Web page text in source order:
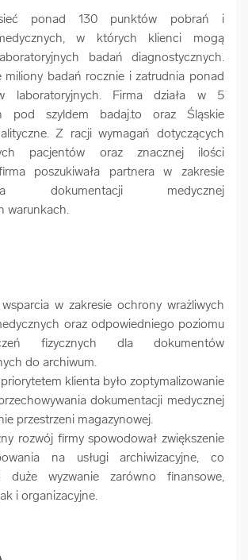
arrow_forward
arrow_forward
ponad 130 punktów pobrań i
w których klienci mogą
badań diagnostycznych.
miliony badań rocznie i zatrudnia ponad
laboratoryjnych. Firma działa w 5
pod szyldem badaj.to oraz Śląskie
Z racji wymagań dotyczących
pacjentów oraz znacznej ilości
poszukiwała partnera w zakresie
dokumentacji medycznej
warunkach.
w zakresie ochrony wrażliwych
oraz odpowiedniego poziomu
fizycznych dla dokumentów
do archiwum.
klienta było zoptymalizowanie
dokumentacji medycznej
przestrzeni magazynowej.
rozwój firmy spowodował zwiększenie
na usługi archiwizacyjne, co
duże wyzwanie zarówno finansowe,
i organizacyjne.